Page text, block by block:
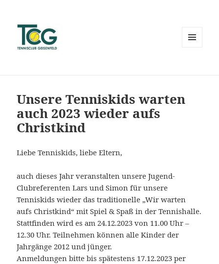
Unsere Tenniskids warten
auch 2023 wieder aufs
Christkind
Liebe Tenniskids, liebe Eltern,
auch dieses Jahr veranstalten unsere Jugend-
Clubreferenten Lars und Simon für unsere
Tenniskids wieder das traditionelle „Wir warten
aufs Christkind“ mit Spiel & Spaß in der Tennishalle.
Stattfinden wird es am 24.12.2023 von 11.00 Uhr –
12.30 Uhr. Teilnehmen können alle Kinder der
Jahrgänge 2012 und jünger.
Anmeldungen bitte bis spätestens 17.12.2023 per